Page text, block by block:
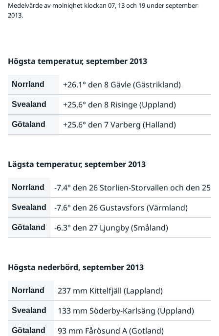
Medelvärde av molnighet klockan 07, 13 och 19 under september
2013.
Högsta temperatur, september 2013
Norrland +26.1° den 8 Gävle (Gästrikland)
Svealand +25.6° den 8 Risinge (Uppland)
Götaland +25.6° den 7 Varberg (Halland)
Lägsta temperatur, september 2013
Norrland -7.4° den 26 Storlien-Storvallen och den 25
Svealand -7.6° den 26 Gustavsfors (Värmland)
Götaland -6.3° den 27 Ljungby (Småland)
Högsta nederbörd, september 2013
Norrland 237 mm Kittelfjäll (Lappland)
Svealand 133 mm Söderby-Karlsäng (Uppland)
Götaland 93 mm Fårösund A (Gotland)